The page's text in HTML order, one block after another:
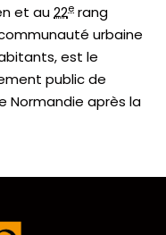
et au22e rang
urbaine
est le
public de
Normandie après la